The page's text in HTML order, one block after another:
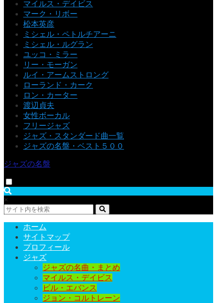
マイルス・デイビス
マーク・リボー
松本英彦
ミシェル・ペトルチアーニ
ミシェル・ルグラン
ユッコ・ミラー
リー・モーガン
ルイ・アームストロング
ローランド・カーク
ロン・カーター
渡辺貞夫
女性ボーカル
フリージャズ
ジャズ・スタンダード曲一覧
ジャズの名盤・ベスト５００
ジャズの名盤
×
ホーム
サイトマップ
プロフィール
ジャズ
ジャズの名曲・まとめ
マイルス・デイビス
ビル・エバンス
ジョン・コルトレーン